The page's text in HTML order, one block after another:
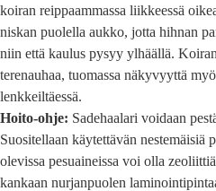
koiran reippaammassa liikkeessä
niskan puolella aukko, jotta hihnan
niin että kaulus pysyy ylhäällä.
terenauhaa, tuomassa näkyvyyttä
lenkkeiltäessä.
Hoito-ohje: Sadehaalari voidaan
Suositellaan käytettävän nestemäisiä
olevissa pesuaineissa voi olla
kankaan nurjanpuolen